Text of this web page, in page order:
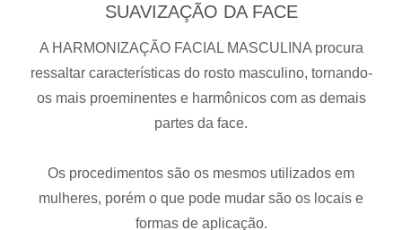
SUAVIZAÇÃO DA FACE
A HARMONIZAÇÃO FACIAL MASCULINA procura
ressaltar características do rosto masculino, tornando-
os mais proeminentes e harmônicos com as demais
partes da face.
Os procedimentos são os mesmos utilizados em
mulheres, porém o que pode mudar são os locais e
formas de aplicação.